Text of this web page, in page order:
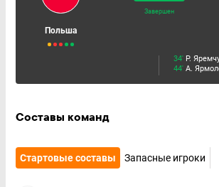
Польша
Завершен
34' Р.
44' А.
Составы команд
Стартовые составы Запасные игроки